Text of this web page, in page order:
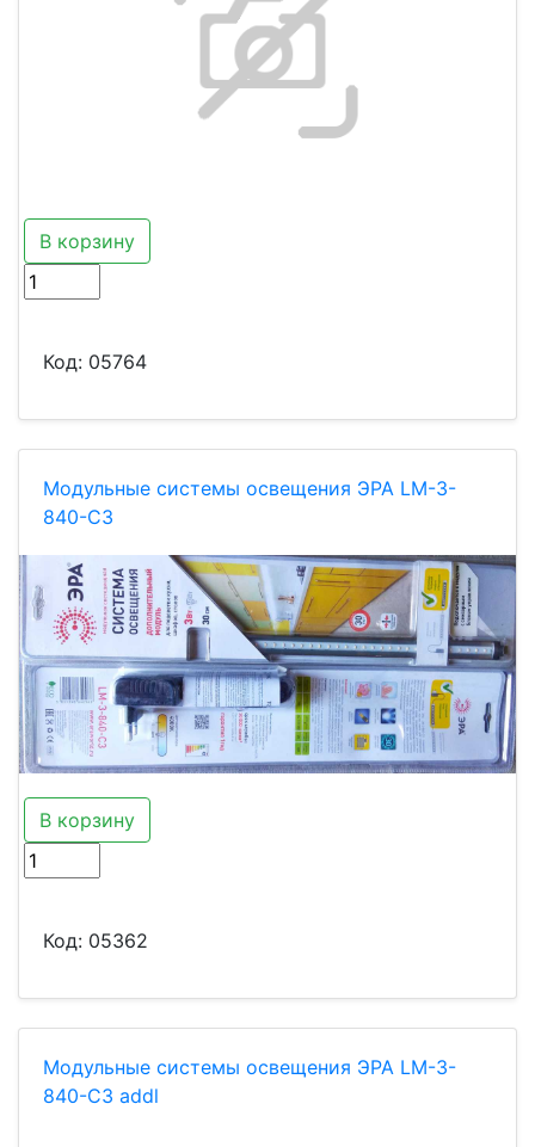
В корзину
Код: 05764
Модульные системы освещения ЭРА LМ-3-
840-С3
В корзину
Код: 05362
Модульные системы освещения ЭРА LМ-3-
840-С3 addl